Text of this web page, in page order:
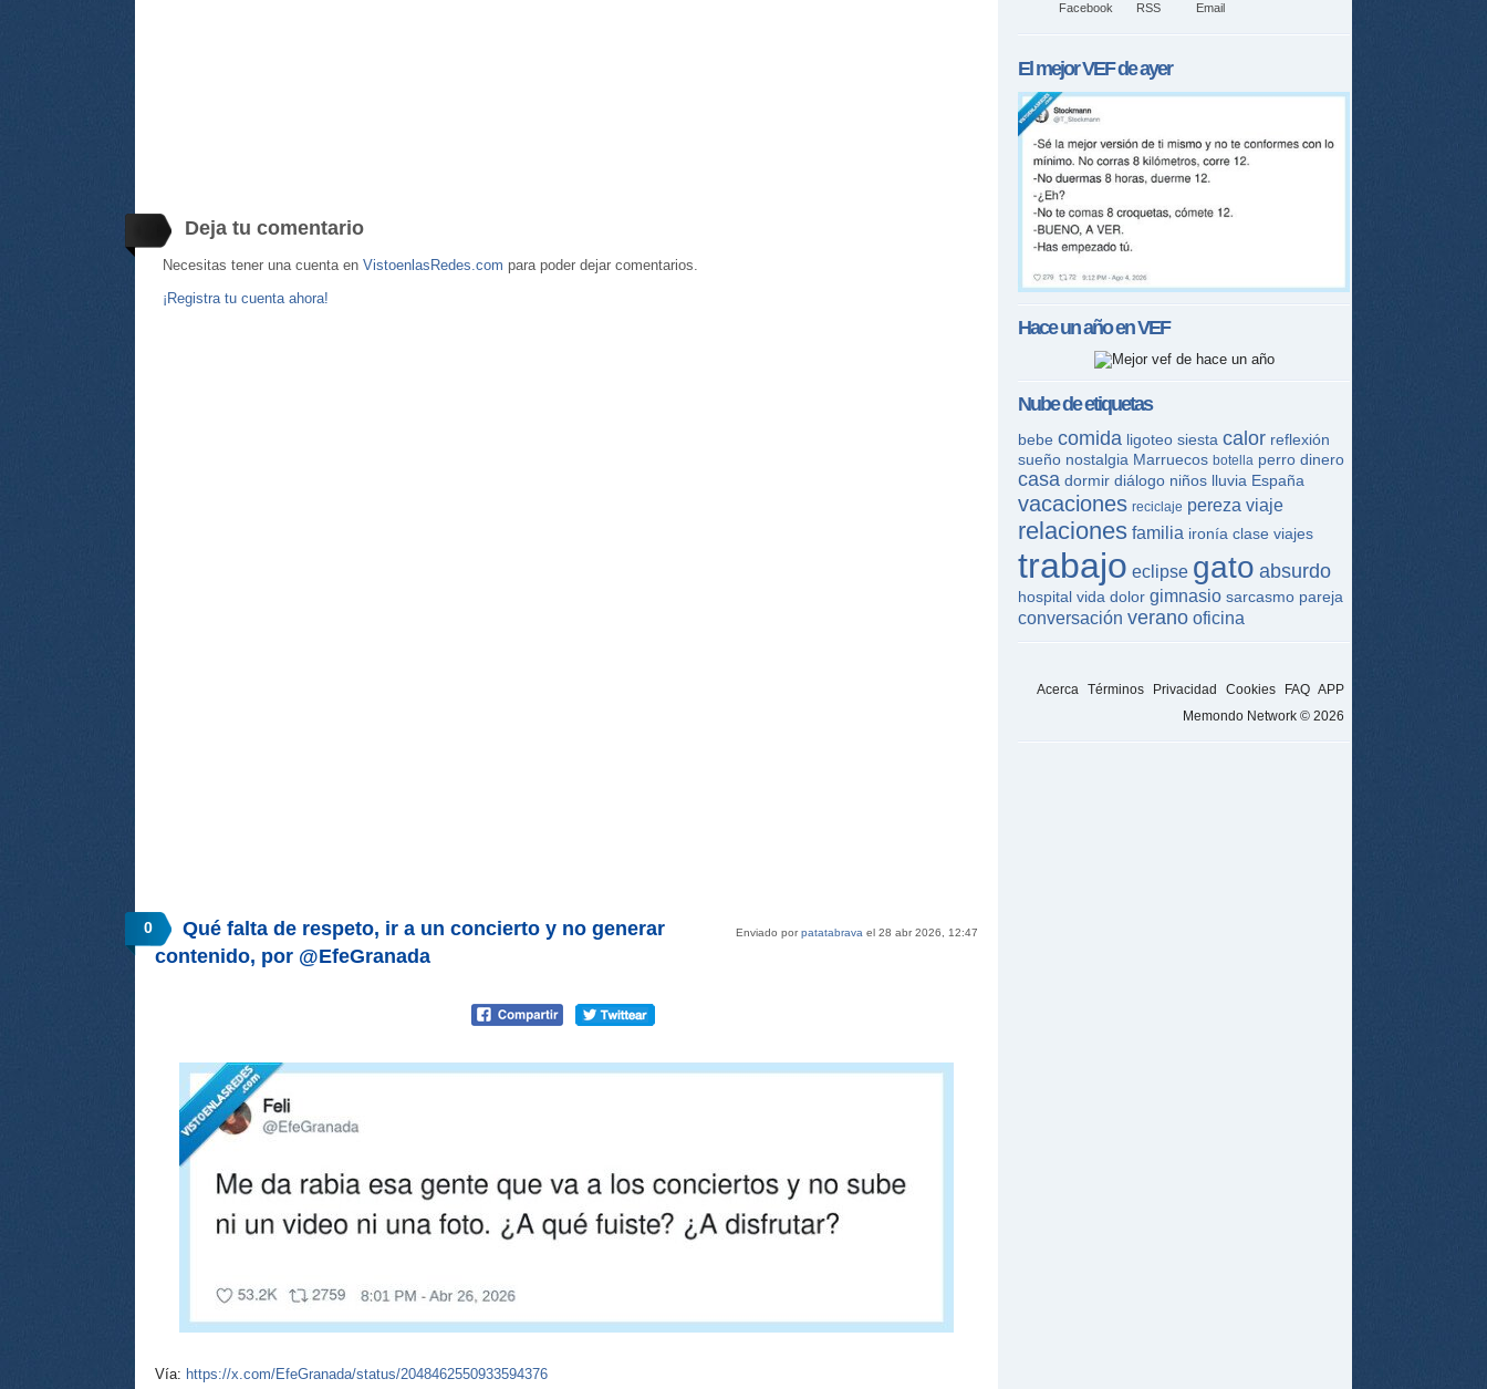
Deja tu comentario
Necesitas tener una cuenta en VistoenlasRedes.com para poder dejar comentarios.
¡Registra tu cuenta ahora!
0 Enviado porpatatabrava el 28 abr 2026, 12:47
Qué falta de respeto, ir a un concierto y no generar
contenido, por @EfeGranada
Vía: https://x.com/EfeGranada/status/2048462550933594376
Facebook RSS Email
El mejorVEFde ayer
Hace un año enVEF
Nube de etiquetas
bebe comida ligoteo siesta calor reflexión
sueño nostalgia Marruecos botella perro dinero
casa dormir diálogo niños lluvia España
vacaciones reciclaje pereza viaje
relaciones familia ironía clase viajes
trabajo eclipse gato absurdo
hospital vida dolor gimnasio sarcasmo pareja
conversación verano oficina
Acerca Términos Privacidad Cookies FAQ APP
Memondo Network © 2026